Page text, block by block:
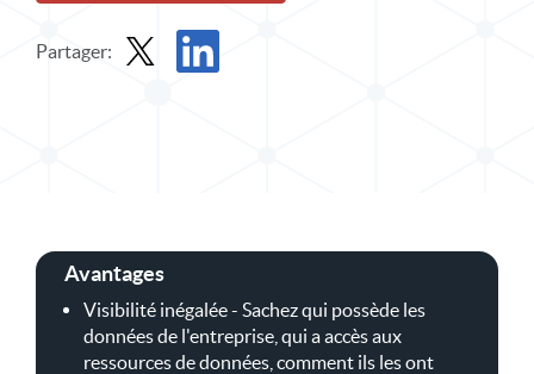
Partager:
Avantages
Visibilité inégalée - Sachez qui possède les
données de l'entreprise, qui a accès aux
ressources de données, comment ils les ont